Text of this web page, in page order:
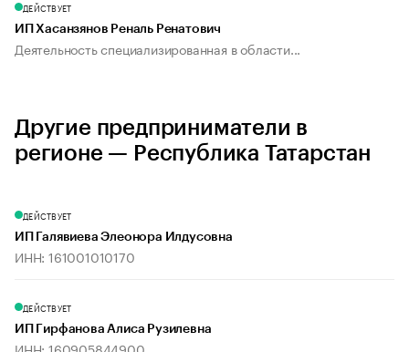
ДЕЙСТВУЕТ
ИП Хасанзянов Реналь Ренатович
Деятельность специализированная в области...
Другие предприниматели в
регионе — Республика Татарстан
ДЕЙСТВУЕТ
ИП Галявиева Элеонора Илдусовна
ИНН: 161001010170
ДЕЙСТВУЕТ
ИП Гирфанова Алиса Рузилевна